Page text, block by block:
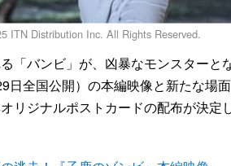
ITN Distribution Inc. All Rights Reserved.
「バンビ」が、凶暴なモンスターと
日全国公開）の本編映像と新たな場
リジナルポストカードの配布が決定